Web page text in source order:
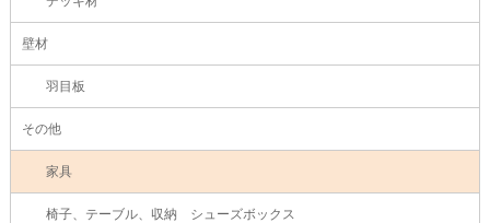
壁材
羽目板
その他
家具
椅子、テーブル、収納 シューズボックス